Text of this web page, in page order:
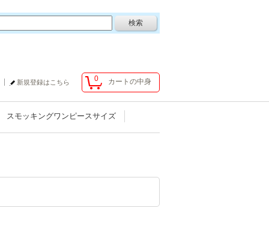
0 カートの中身
新規登録はこちら
スモッキングワンピースサイズ